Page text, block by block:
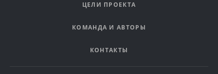
ЦЕЛИ ПРОЕКТА
КОМАНДА И АВТОРЫ
КОНТАКТЫ